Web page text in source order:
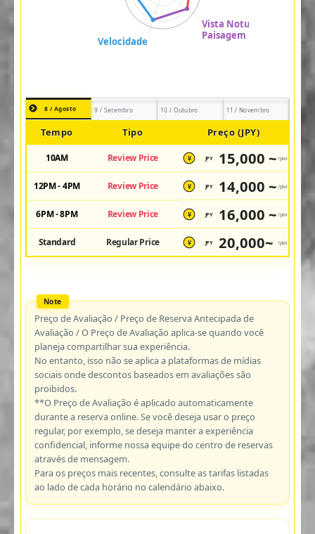
8 / Agosto 9 / Setembro 10 / Outubro 11 / Novembro
Tempo Tipo Preço (JPY)
10AM Review Price ¥ JPY 15,000 ~ /pax
12PM - 4PM Review Price ¥ JPY 14,000 ~ /pax
6PM - 8PM Review Price ¥ JPY 16,000 ~ /pax
Standard Regular Price ¥ JPY 20,000~ /pax
Preço de Avaliação / Preço de Reserva Antecipada de
Avaliação / O Preço de Avaliação aplica-se quando você
planeja compartilhar sua experiência.
No entanto, isso não se aplica a plataformas de mídias
sociais onde descontos baseados em avaliações são
proibidos.
**O Preço de Avaliação é aplicado automaticamente
durante a reserva online. Se você deseja usar o preço
regular, por exemplo, se deseja manter a experiência
confidencial, informe nossa equipe do centro de reservas
através de mensagem.
Para os preços mais recentes, consulte as tarifas listadas
ao lado de cada horário no calendário abaixo.